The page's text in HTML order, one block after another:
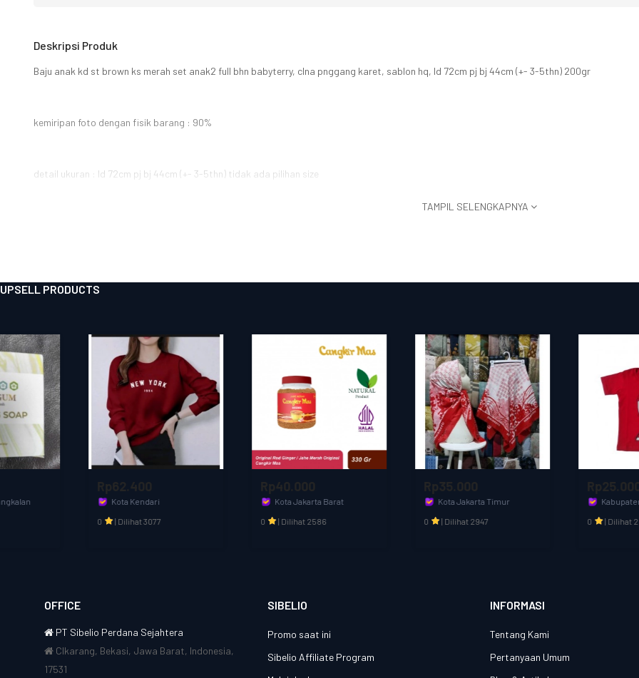
Deskripsi Produk
Baju anak kd st brown ks merah set anak2 full bhn babyterry, clna pnggang karet, sablon hq, ld 72cm pj bj 44cm (+- 3-5thn) 200gr
kemiripan foto dengan fisik barang : 90%
detail ukuran : ld 72cm pj bj 44cm (+- 3-5thn) tidak ada pilihan size
TAMPIL SELENGKAPNYA
UPSELL PRODUCTS
Kota Kendari
Kabupaten Bandung Barat
OFFICE
PT Sibelio Perdana Sejahtera
CIkarang, Bekasi, Jawa Barat, Indonesia,
17531
SIBELIO
Promo saat ini
Sibelio Affiliate Program
INFORMASI
Tentang Kami
Pertanyaan Umum